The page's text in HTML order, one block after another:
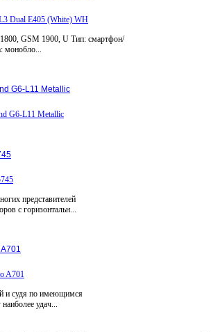
GSM 1900, U Тип: смартфон/
монобло...
G6-L11 Metallic
представителей
с горизонтальн...
и судя по имеющимся
удач...